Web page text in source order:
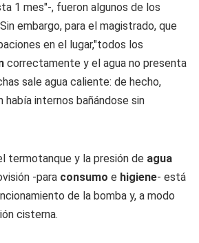
1 mes"-, fueron algunos de los
embargo, para el magistrado, que
en el lugar,"todos los
correctamente y el agua no presenta
sale agua caliente: de hecho,
había internos bañándose sin
termotanque y la presión de agua
-para consumo e higiene- está
de la bomba y, a modo
cisterna.